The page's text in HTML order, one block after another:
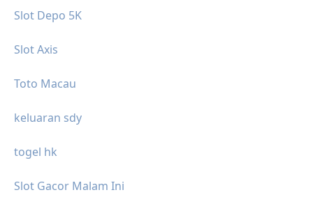
Slot Depo 5K
Slot Axis
Toto Macau
keluaran sdy
togel hk
Slot Gacor Malam Ini